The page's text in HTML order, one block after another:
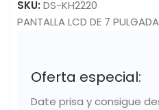
SKU: DS-KH2220
PANTALLA LCD DE 7
Oferta especial:
Date prisa y consigue